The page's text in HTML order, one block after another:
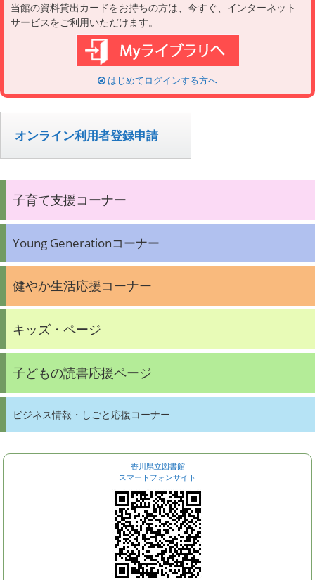
当館の資料貸出カードをお持ちの方は、今すぐ、インターネット
サービスをご利用いただけます。
はじめてログインする方へ
オンライン利用者登録申請
子育て支援コーナー
Young Generationコーナー
健やか生活応援コーナー
キッズ・ページ
子どもの読書応援ページ
ビジネス情報・しごと応援コーナー
香川県立図書館
スマートフォンサイト